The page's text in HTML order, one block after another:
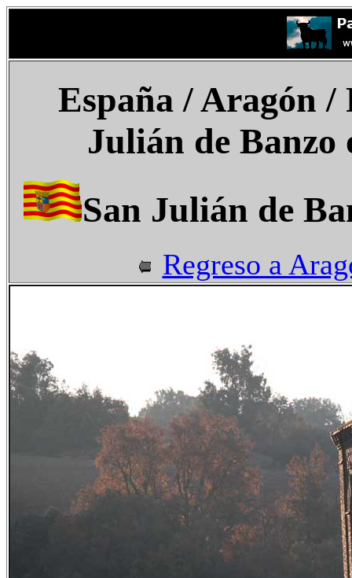
España/ Aragón /
Julián de Banzo
San Julián de
Regreso a